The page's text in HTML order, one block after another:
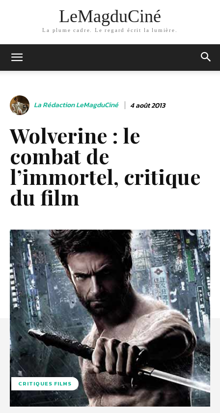
LeMagduCiné
La plume cadre. Le regard écrit la lumière.
La Rédaction LeMagduCiné 4 août 2013
Wolverine : le
combat de
l’immortel, critique
du film
CRITIQUES FILMS